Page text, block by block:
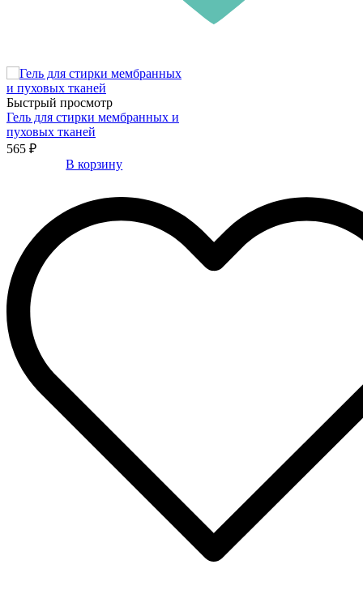
Быстрый просмотр
Гель для стирки мембранных и
пуховых тканей
565 ₽
В корзину